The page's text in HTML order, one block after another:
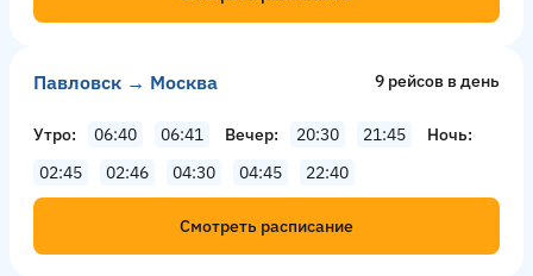
Павловск → Москва 9 рейсов в день
Утро 06:40 06:41 Вечер 20:30 21:45
Ночь
02:45
02:46 04:30 04:45 22:40
Смотреть расписание